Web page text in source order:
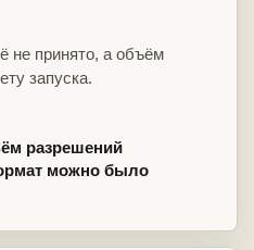
не принято, а объём
запуска.
разрешений
можно было